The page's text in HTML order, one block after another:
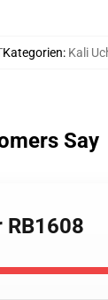
Kategorien: Kali
Say